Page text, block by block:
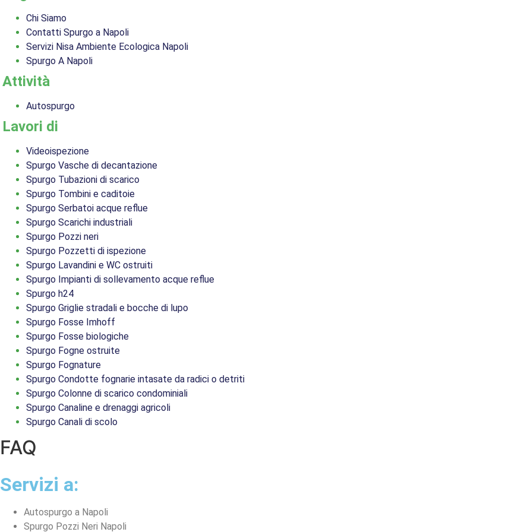
Chi Siamo
Contatti Spurgo a Napoli
Servizi Nisa Ambiente Ecologica Napoli
Spurgo A Napoli
Attività
Autospurgo
Lavori di
Videoispezione
Spurgo Vasche di decantazione
Spurgo Tubazioni di scarico
Spurgo Tombini e caditoie
Spurgo Serbatoi acque reflue
Spurgo Scarichi industriali
Spurgo Pozzi neri
Spurgo Pozzetti di ispezione
Spurgo Lavandini e WC ostruiti
Spurgo Impianti di sollevamento acque reflue
Spurgo h24
Spurgo Griglie stradali e bocche di lupo
Spurgo Fosse Imhoff
Spurgo Fosse biologiche
Spurgo Fogne ostruite
Spurgo Fognature
Spurgo Condotte fognarie intasate da radici o detriti
Spurgo Colonne di scarico condominiali
Spurgo Canaline e drenaggi agricoli
Spurgo Canali di scolo
FAQ
Servizi a:
Autospurgo a Napoli
Spurgo Pozzi Neri Napoli